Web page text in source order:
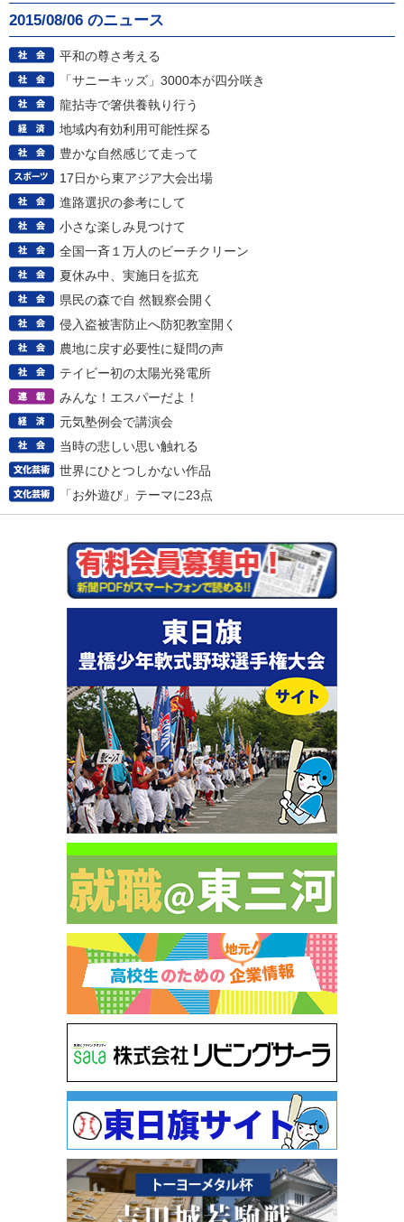
2015/08/06 のニュース
平和の尊さ考える
「サニーキッズ」3000本が四分咲き
龍拈寺で箸供養執り行う
地域内有効利用可能性探る
豊かな自然感じて走って
17日から東アジア大会出場
進路選択の参考にして
小さな楽しみ見つけて
全国一斉１万人のビーチクリーン
夏休み中、実施日を拡充
県民の森で自 然観察会開く
侵入盗被害防止へ防犯教室開く
農地に戻す必要性に疑問の声
テイビー初の太陽光発電所
みんな！エスパーだよ！
元気塾例会で講演会
当時の悲しい思い触れる
世界にひとつしかない作品
「お外遊び」テーマに23点